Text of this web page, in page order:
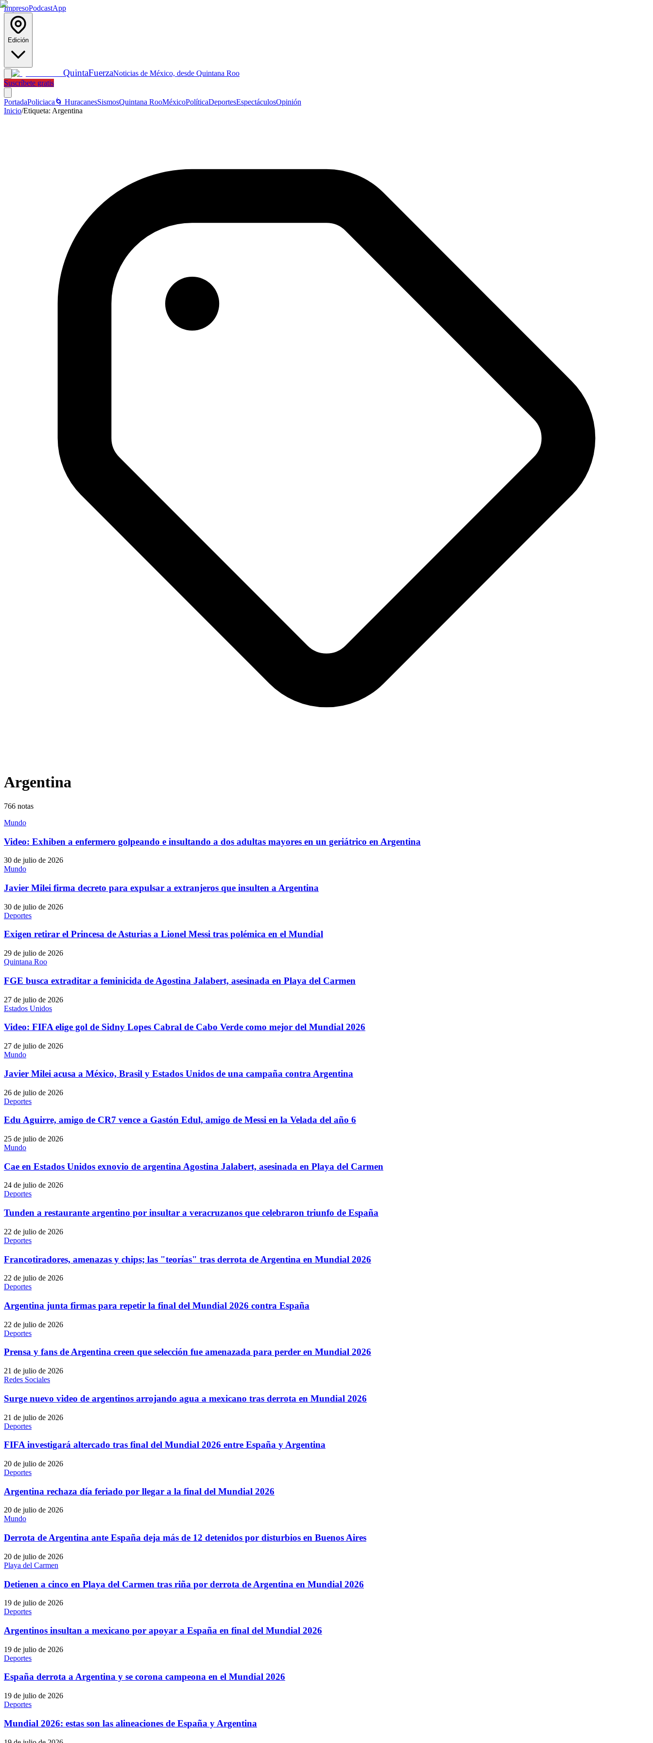
ImpresoPodcastApp
Edición
QuintaFuerzaNoticias de México, desde Quintana Roo
Suscríbete gratis
PortadaPoliciaca 🌀 HuracanesSismosQuintana RooMéxicoPolíticaDeportesEspectáculosOpinión
Inicio/Etiqueta: Argentina
Argentina
766 notas
Mundo
Video: Exhiben a enfermero golpeando e insultando a dos adultas mayores en un geriátrico en Argentina
30 de julio de 2026
Mundo
Javier Milei firma decreto para expulsar a extranjeros que insulten a Argentina
30 de julio de 2026
Deportes
Exigen retirar el Princesa de Asturias a Lionel Messi tras polémica en el Mundial
29 de julio de 2026
Quintana Roo
FGE busca extraditar a feminicida de Agostina Jalabert, asesinada en Playa del Carmen
27 de julio de 2026
Estados Unidos
Video: FIFA elige gol de Sidny Lopes Cabral de Cabo Verde como mejor del Mundial 2026
27 de julio de 2026
Mundo
Javier Milei acusa a México, Brasil y Estados Unidos de una campaña contra Argentina
26 de julio de 2026
Deportes
Edu Aguirre, amigo de CR7 vence a Gastón Edul, amigo de Messi en la Velada del año 6
25 de julio de 2026
Mundo
Cae en Estados Unidos exnovio de argentina Agostina Jalabert, asesinada en Playa del Carmen
24 de julio de 2026
Deportes
Tunden a restaurante argentino por insultar a veracruzanos que celebraron triunfo de España
22 de julio de 2026
Deportes
Francotiradores, amenazas y chips; las "teorías" tras derrota de Argentina en Mundial 2026
22 de julio de 2026
Deportes
Argentina junta firmas para repetir la final del Mundial 2026 contra España
22 de julio de 2026
Deportes
Prensa y fans de Argentina creen que selección fue amenazada para perder en Mundial 2026
21 de julio de 2026
Redes Sociales
Surge nuevo video de argentinos arrojando agua a mexicano tras derrota en Mundial 2026
21 de julio de 2026
Deportes
FIFA investigará altercado tras final del Mundial 2026 entre España y Argentina
20 de julio de 2026
Deportes
Argentina rechaza día feriado por llegar a la final del Mundial 2026
20 de julio de 2026
Mundo
Derrota de Argentina ante España deja más de 12 detenidos por disturbios en Buenos Aires
20 de julio de 2026
Playa del Carmen
Detienen a cinco en Playa del Carmen tras riña por derrota de Argentina en Mundial 2026
19 de julio de 2026
Deportes
Argentinos insultan a mexicano por apoyar a España en final del Mundial 2026
19 de julio de 2026
Deportes
España derrota a Argentina y se corona campeona en el Mundial 2026
19 de julio de 2026
Deportes
Mundial 2026: estas son las alineaciones de España y Argentina